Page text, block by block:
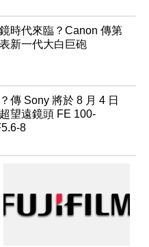
時代來臨？Canon 傳第
新一代大白巨砲
傳 Sony 將於 8 月 4 日
望遠鏡頭 FE 100-
8